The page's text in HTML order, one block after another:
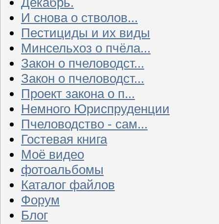
И снова о стволов...
Пестициды и их виды
Минсельхоз о пчёла...
Закон о пчеловодст...
Закон о пчеловодст...
Проект закона о п...
Немного Юриспруденции
Пчеловодство - сам...
Гостевая книга
Моё видео
фотоальбомы
Каталог файлов
Форум
Блог